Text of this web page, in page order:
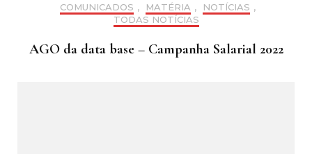
COMUNICADOS , MATÉRIA , NOTÍCIAS ,
TODAS NOTÍCIAS
AGO da data base – Campanha Salarial 2022